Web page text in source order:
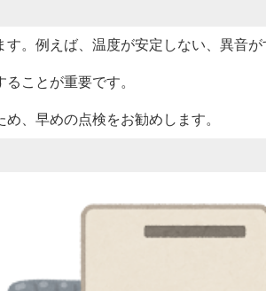
。例えば、温度が安定しない、異音が
ことが重要です。
、早めの点検をお勧めします。